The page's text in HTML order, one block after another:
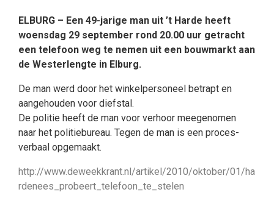
ELBURG – Een 49-jarige man uit ’t Harde heeft
woensdag 29 september rond 20.00 uur getracht
een telefoon weg te nemen uit een bouwmarkt aan
de Westerlengte in Elburg.
De man werd door het winkelpersoneel betrapt en
aangehouden voor diefstal.
De politie heeft de man voor verhoor meegenomen
naar het politiebureau. Tegen de man is een proces-
verbaal opgemaakt.
http://www.deweekkrant.nl/artikel/2010/oktober/01/ha
rdenees_probeert_telefoon_te_stelen